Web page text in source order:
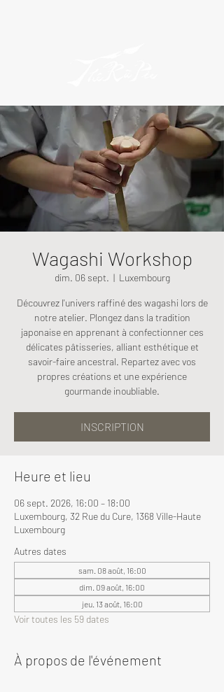
Wagashi Workshop
dim. 06 sept.
  |
Luxembourg
Découvrez l'univers raffiné des wagashi lors de
notre atelier. Plongez dans la tradition
japonaise en apprenant à confectionner ces
délicates pâtisseries, alliant esthétique et
savoir-faire ancestral. Repartez avec vos
propres créations et une expérience
gourmande inoubliable.
INSCRIPTION
Heure et lieu
06 sept. 2026, 16:00 – 18:00
Luxembourg, 32 Rue du Cure, 1368 Ville-Haute
Luxembourg
Autres dates
sam. 08 août, 16:00
dim. 09 août, 16:00
jeu. 13 août, 16:00
Voir toutes les 59 dates
À propos de l'événement